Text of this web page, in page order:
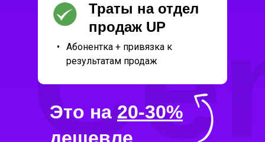
Это на 20-30%
Траты на отдел
продаж UP
Абонентка + привязка к
результатам продаж
•